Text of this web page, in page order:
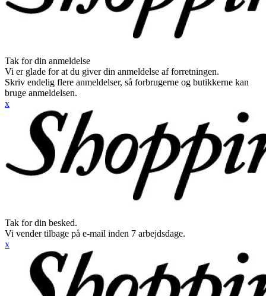
Tak for din anmeldelse
Vi er glade for at du giver din anmeldelse af forretningen.
Skriv endelig flere anmeldelser, så forbrugerne og butikkerne kan
bruge anmeldelsen.
x
Tak for din besked.
Vi vender tilbage på e-mail inden 7 arbejdsdage.
x